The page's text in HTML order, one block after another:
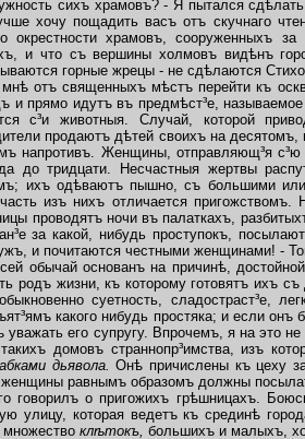
сихъ храмовъ? - Я пытался
хочу пощадить васъ отъ скучнаго
окрестности храмовъ, сооруженныхъ
и что съ вершины холмовъ видѣнъ
горные жрецы - не сдѣлаются
отъ священныхъ мѣстъ перейти къ
и прямо идутъ въ предмѣст³е, называемое
с³и животныя. Случай, которой
продаютъ дѣтей своихъ на
напротивъ. Женщины, отправляющ³я
до тридцати. Несчастныя жертвы
ихъ одѣваютъ пышно, съ большими
изъ нихъ отличается пригожствомъ.
проводятъ ночи въ палаткахъ,
за какой, нибудь проступокъ,
и почитаются честными женщинами! -
обычай основанъ на причинѣ,
родъ жизни, къ которому готовятъ ихъ
суетность, сладостраст³е,
какого нибудь простяка; и если онъ
уважать его супругу. Впрочемъ, я на это
домовъ страннопр³имства, изъ
дьявола.Онѣ причислены къ цеху
женщины равнымъ образомъ должны
говорилъ о пригожихъ грѣшницахъ.
улицу, которая ведетъ къ срединѣ
множествоклѣтокъ, большихъ и малыхъ,